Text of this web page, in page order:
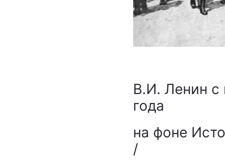
В.И. Ленин с
года
на фоне
/